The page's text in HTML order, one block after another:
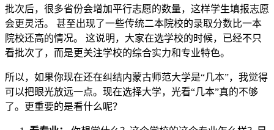
批次后，很多省份会增加平行志愿的数量，这样学生填报志愿
会更灵活。 甚至出现了一些传统二本院校的录取分数比一本
院校还高的情况。 这说明，大家在选学校的时候，已经不只
看批次了，而是更关注学校的综合实力和专业特色。
所以，如果你现在还在纠结内蒙古师范大学是“几本”，我觉得
可以把眼光放远一点。现在选择大学，光看“几本”真的不够
了。更重要的是看什么呢？